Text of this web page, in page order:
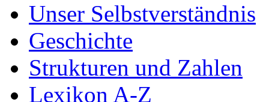
Unser Selbstverständnis
Geschichte
Strukturen und Zahlen
Lexikon A-Z